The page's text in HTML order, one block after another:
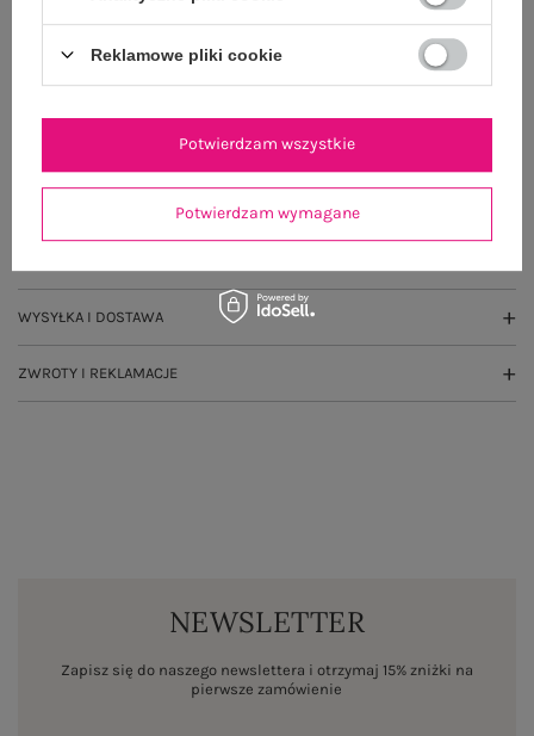
WYSYŁKA I DOSTAWA
ZWROTY I REKLAMACJE
NEWSLETTER
Zapisz się do naszego newslettera i otrzymaj 15% zniżki na
pierwsze zamówienie
Reklamowe pliki cookie
Potwierdzam wymagane
Potwierdzam wszystkie